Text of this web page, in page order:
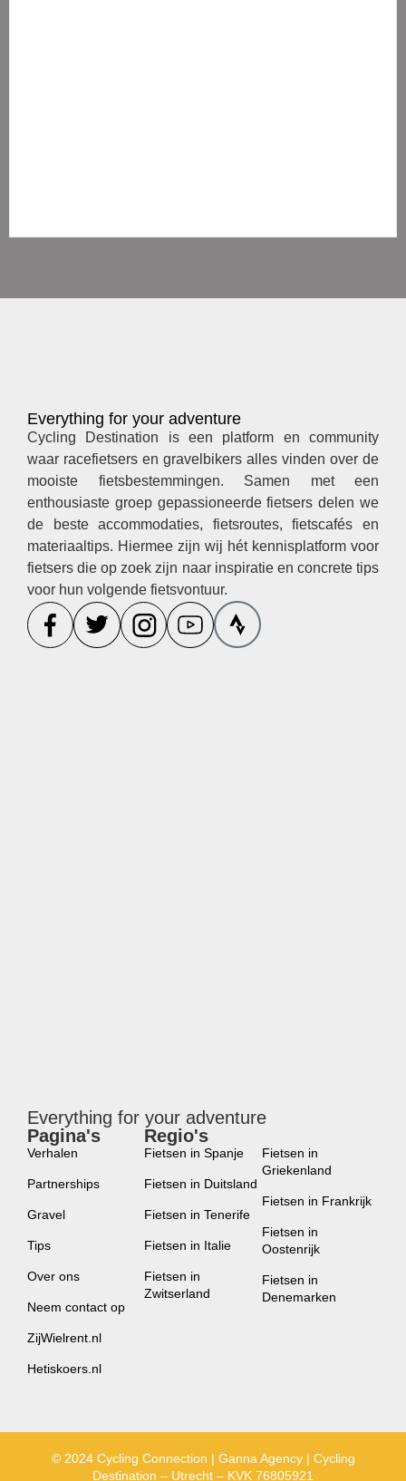
Everything for your adventure
Cycling Destination is een platform en community
waar racefietsers en gravelbikers alles vinden over de
mooiste fietsbestemmingen. Samen met een
enthousiaste groep gepassioneerde fietsers delen we
de beste accommodaties, fietsroutes, fietscafés en
materiaaltips. Hiermee zijn wij hét kennisplatform voor
fietsers die op zoek zijn naar inspiratie en concrete tips
voor hun volgende fietsvontuur.
Everything for your adventure
Pagina's
Verhalen
Partnerships
Gravel
Tips
Over ons
Neem contact op
ZijWielrent.nl
Hetiskoers.nl
Regio's
Fietsen in Spanje
Fietsen in Duitsland
Fietsen in Tenerife
Fietsen in Italie
Fietsen in
Zwitserland
Fietsen in
Griekenland
Fietsen in Frankrijk
Fietsen in
Oostenrijk
Fietsen in
Denemarken
© 2024 Cycling Connection | Ganna Agency | Cycling
Destination – Utrecht – KVK 76805921